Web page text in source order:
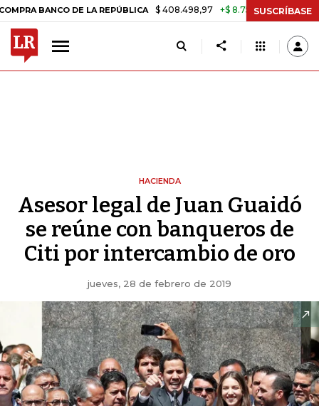
DE LA REPÚBLICA $ 408.498,97 +$ 8.753,81 +2,19% TASA DE
SUSCRÍBASE
HACIENDA
Asesor legal de Juan Guaidó
se reúne con banqueros de
Citi por intercambio de oro
jueves, 28 de febrero de 2019